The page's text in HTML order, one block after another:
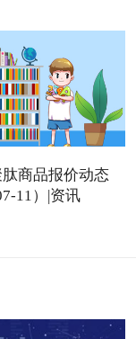
商品报价动态
11）|资讯